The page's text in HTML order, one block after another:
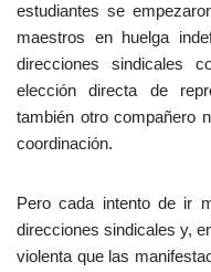
estudiantes se
maestros en huelga
direcciones sindicales
elección directa de
también otro compañero
coordinación.
Pero cada intento de ir
direcciones sindicales y,
violenta que las